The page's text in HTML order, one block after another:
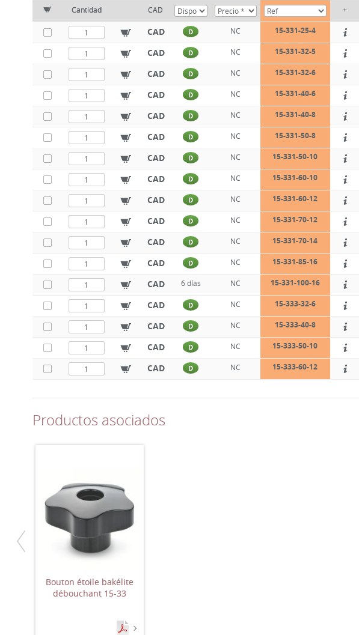
Cantidad CAD +
CAD D NC 15-331-25-4
CAD D NC 15-331-32-5
CAD D NC 15-331-32-6
CAD D NC 15-331-40-6
CAD D NC 15-331-40-8
CAD D NC 15-331-50-8
CAD D NC 15-331-50-10
CAD D NC 15-331-60-10
CAD D NC 15-331-60-12
CAD D NC 15-331-70-12
CAD D NC 15-331-70-14
CAD D NC 15-331-85-16
CAD 6 días NC 15-331-100-16
CAD D NC 15-333-32-6
CAD D NC 15-333-40-8
CAD D NC 15-333-50-10
CAD D NC 15-333-60-12
Productos asociados
Bouton étoile bakélite
débouchant 15-33